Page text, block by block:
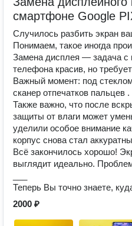
смартфоне Google
Случилось разбить экран
Понимаем, такое иногда
Замена дисплея — задача с
телефона красив, но
Важный момент: под
сканер отпечатков пальцев .
Также важно, что после
защиты от влаги может
уделили особое внимание
корпус снова стал
Всё закончилось хорошо!
выглядит идеально.
Теперь Вы точно знаете,
2000 ₽